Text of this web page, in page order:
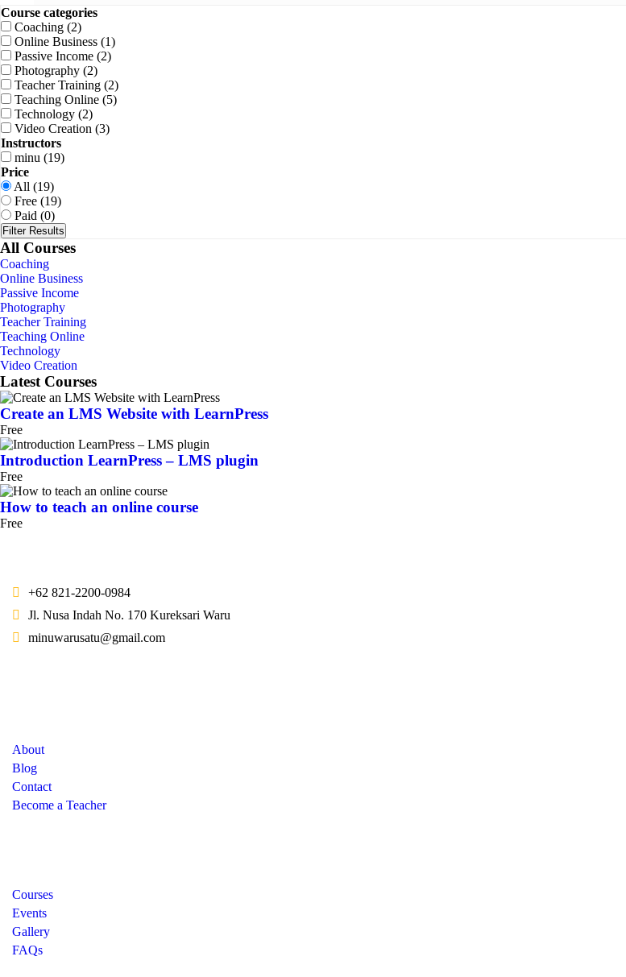
Course categories
Coaching (2)
Online Business (1)
Passive Income (2)
Photography (2)
Teacher Training (2)
Teaching Online (5)
Technology (2)
Video Creation (3)
Instructors
minu (19)
Price
All (19)
Free (19)
Paid (0)
Filter Results
All Courses
Coaching
Online Business
Passive Income
Photography
Teacher Training
Teaching Online
Technology
Video Creation
Latest Courses
Create an LMS Website with LearnPress
Free
Introduction LearnPress – LMS plugin
Free
How to teach an online course
Free
+62 821-2200-0984
Jl. Nusa Indah No. 170 Kureksari Waru
minuwarusatu@gmail.com
About
Blog
Contact
Become a Teacher
Courses
Events
Gallery
FAQs